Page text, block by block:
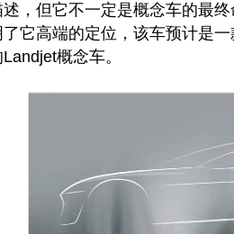
述，但它不一定是概念车的最
了它高端的定位，该车预计是
Landjet概念车。